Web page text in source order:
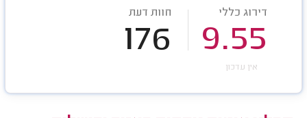
דירוג כללי
9.55
חוות דעת
176
אין עדכון